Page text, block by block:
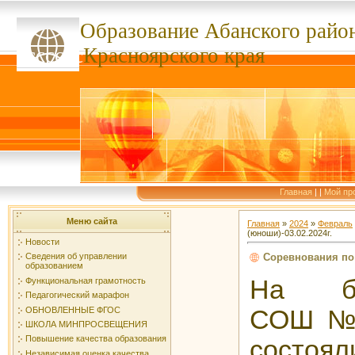
Образование Абанского
сссссссКрасноярского края
Главная | | Мой
Меню сайта
Новости
Сведения об управлении
образованием
Функциональная грамотность
Педагогический марафон
ОБНОВЛЕННЫЕ ФГОС
ШКОЛА МИНПРОСВЕЩЕНИЯ
Повышение качества образования
Главная » 2024 » Февраль
(юноши)-03.02.2024г.
Соревнования
На